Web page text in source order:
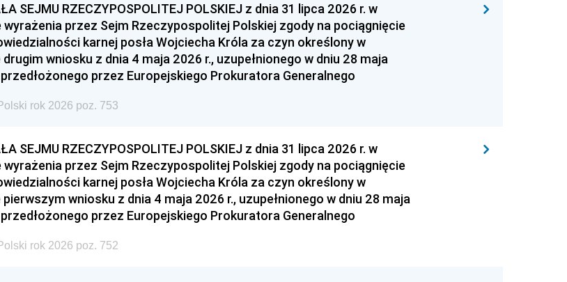
SEJMU RZECZYPOSPOLITEJ POLSKIEJ z dnia 31 lipca 2026 r. w
wyrażenia przez Sejm Rzeczypospolitej Polskiej zgody na pociągnięcie
karnej posła Wojciecha Króla za czyn określony w
drugim wniosku z dnia 4 maja 2026 r., uzupełnionego w dniu 28 maja
przedłożonego przez Europejskiego Prokuratora Generalnego
rok 2026 poz. 753
SEJMU RZECZYPOSPOLITEJ POLSKIEJ z dnia 31 lipca 2026 r. w
wyrażenia przez Sejm Rzeczypospolitej Polskiej zgody na pociągnięcie
karnej posła Wojciecha Króla za czyn określony w
pierwszym wniosku z dnia 4 maja 2026 r., uzupełnionego w dniu 28 maja
przedłożonego przez Europejskiego Prokuratora Generalnego
rok 2026 poz. 752